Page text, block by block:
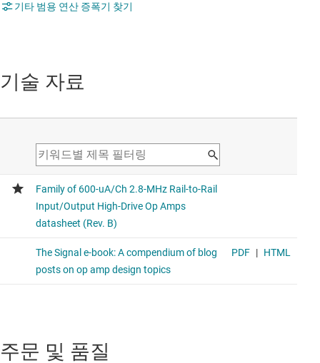
기타 범용 연산 증폭기 찾기
기술 자료
주문 및 품질